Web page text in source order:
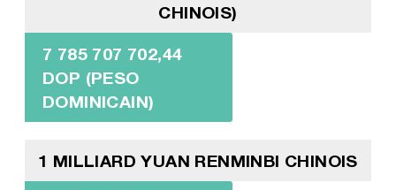
CHINOIS)
7 785 707 702,44
DOP (PESO
DOMINICAIN)
1 MILLIARD YUAN RENMINBI CHINOIS